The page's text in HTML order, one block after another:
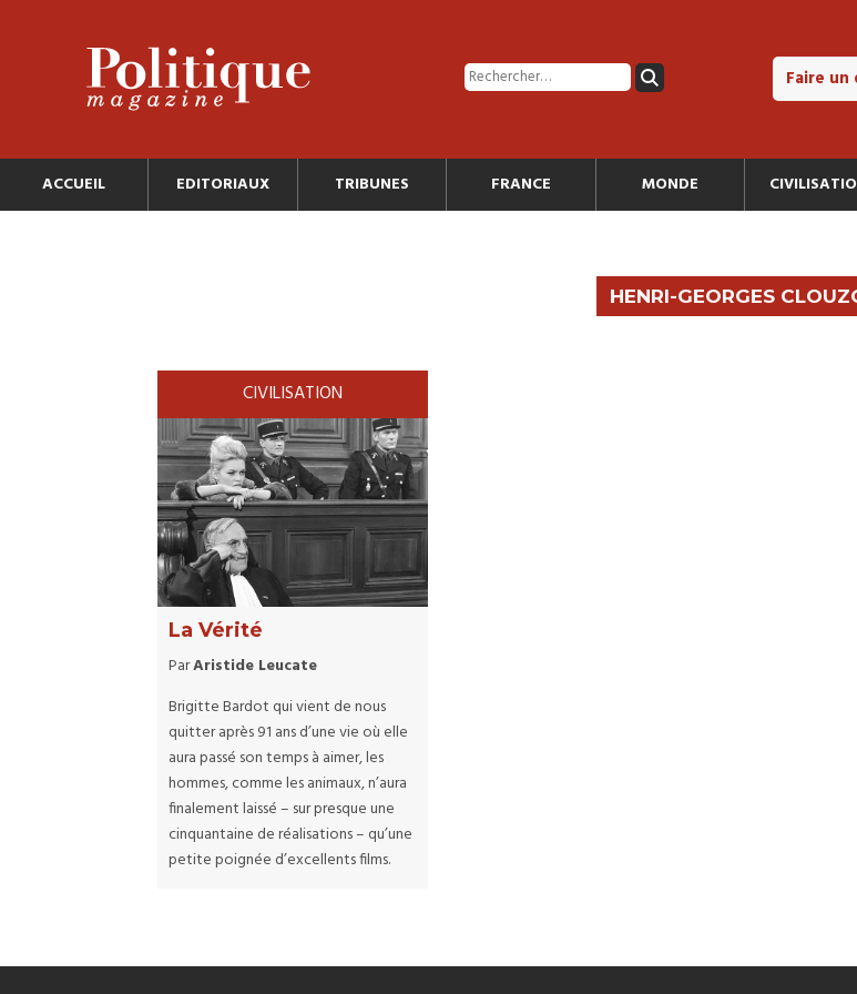
Faire un
ACCUEIL EDITORIAUX TRIBUNES FRANCE MONDE
HENRI-GEORGES
CIVILISATION
La Vérité
ParAristide Leucate
Brigitte Bardot qui vient de nous
quitter après 91 ans d’une vie où elle
aura passé son temps à aimer, les
hommes, comme les animaux, n’aura
finalement laissé – sur presque une
cinquantaine de réalisations – qu’une
petite poignée d’excellents films.